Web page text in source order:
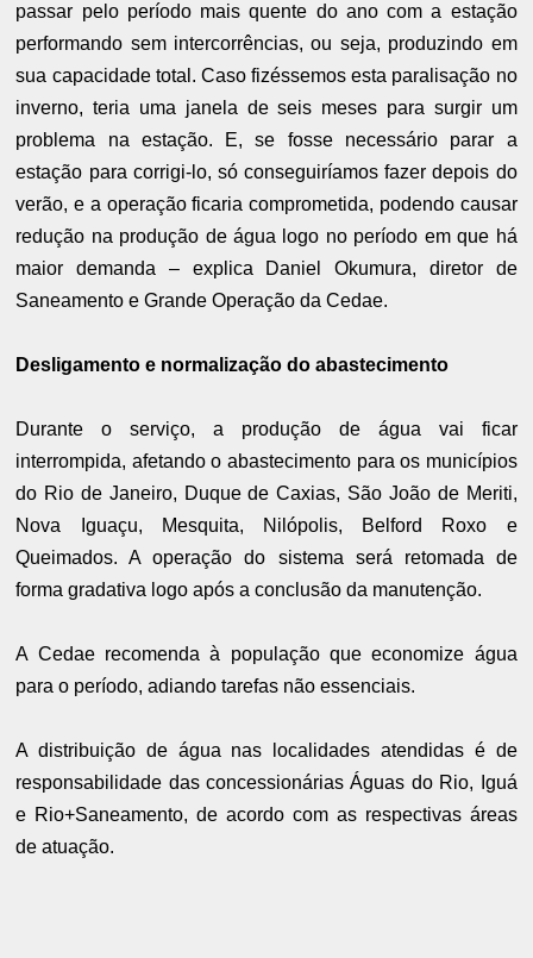
passar pelo período mais quente do ano com a estação
performando sem intercorrências, ou seja, produzindo em
sua capacidade total. Caso fizéssemos esta paralisação no
inverno, teria uma janela de seis meses para surgir um
problema na estação. E, se fosse necessário parar a
estação para corrigi-lo, só conseguiríamos fazer depois do
verão, e a operação ficaria comprometida, podendo causar
redução na produção de água logo no período em que há
maior demanda – explica Daniel Okumura, diretor de
Saneamento e Grande Operação da Cedae.
Desligamento e normalização do abastecimento
Durante o serviço, a produção de água vai ficar
interrompida, afetando o abastecimento para os municípios
do Rio de Janeiro, Duque de Caxias, São João de Meriti,
Nova Iguaçu, Mesquita, Nilópolis, Belford Roxo e
Queimados. A operação do sistema será retomada de
forma gradativa logo após a conclusão da manutenção.
A Cedae recomenda à população que economize água
para o período, adiando tarefas não essenciais.
A distribuição de água nas localidades atendidas é de
responsabilidade das concessionárias Águas do Rio, Iguá
e Rio+Saneamento, de acordo com as respectivas áreas
de atuação.